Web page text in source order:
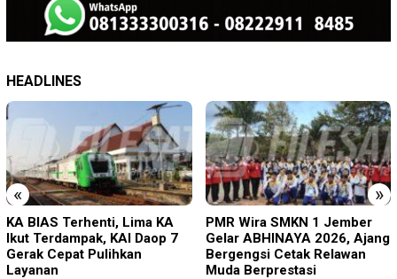
HEADLINES
« »
PMR Wira SMKN 1 Jember
Gelar ABHINAYA 2026, Ajang
Bergengsi Cetak Relawan
Muda Berprestasi
Imigrasi Ponorogo Deportasi
Satu WN Tiongkok
Salahgunakan Ijin Tinggal